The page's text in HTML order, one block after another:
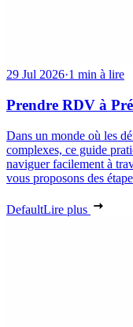
29 Jul 2026·1 min à lire
Prendre RDV à
Dans un monde où les
complexes, ce guide
naviguer facilement à
vous proposons des
DefaultLire plus